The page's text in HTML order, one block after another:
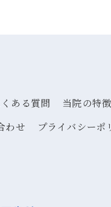
くある質問 当院の特徴
わせ プライバシーポ